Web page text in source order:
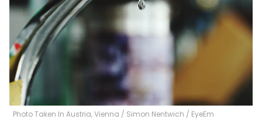
Photo Taken In Austria, Vienna / Simon Nentwich / EyeEm